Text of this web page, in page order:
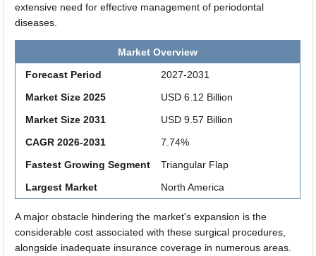
extensive need for effective management of periodontal
diseases.
Market Overview
Forecast Period
2027-2031
Market Size 2025
USD 6.12 Billion
Market Size 2031
USD 9.57 Billion
CAGR 2026-2031
7.74%
Fastest Growing Segment
Triangular Flap
Largest Market
North America
A major obstacle hindering the market's expansion is the
considerable cost associated with these surgical procedures,
alongside inadequate insurance coverage in numerous areas.